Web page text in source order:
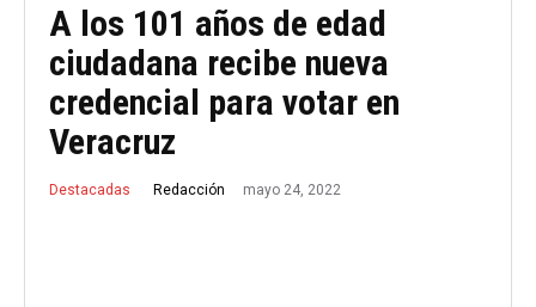
A los 101 años de edad
ciudadana recibe nueva
credencial para votar en
Veracruz
Destacadas Redacción mayo 24, 2022